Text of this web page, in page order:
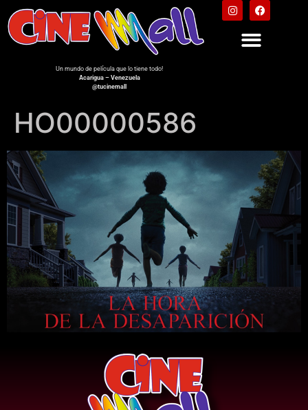
Un mundo de película que lo tiene todo!
Acarigua – Venezuela
@tucinemall
HO00000586